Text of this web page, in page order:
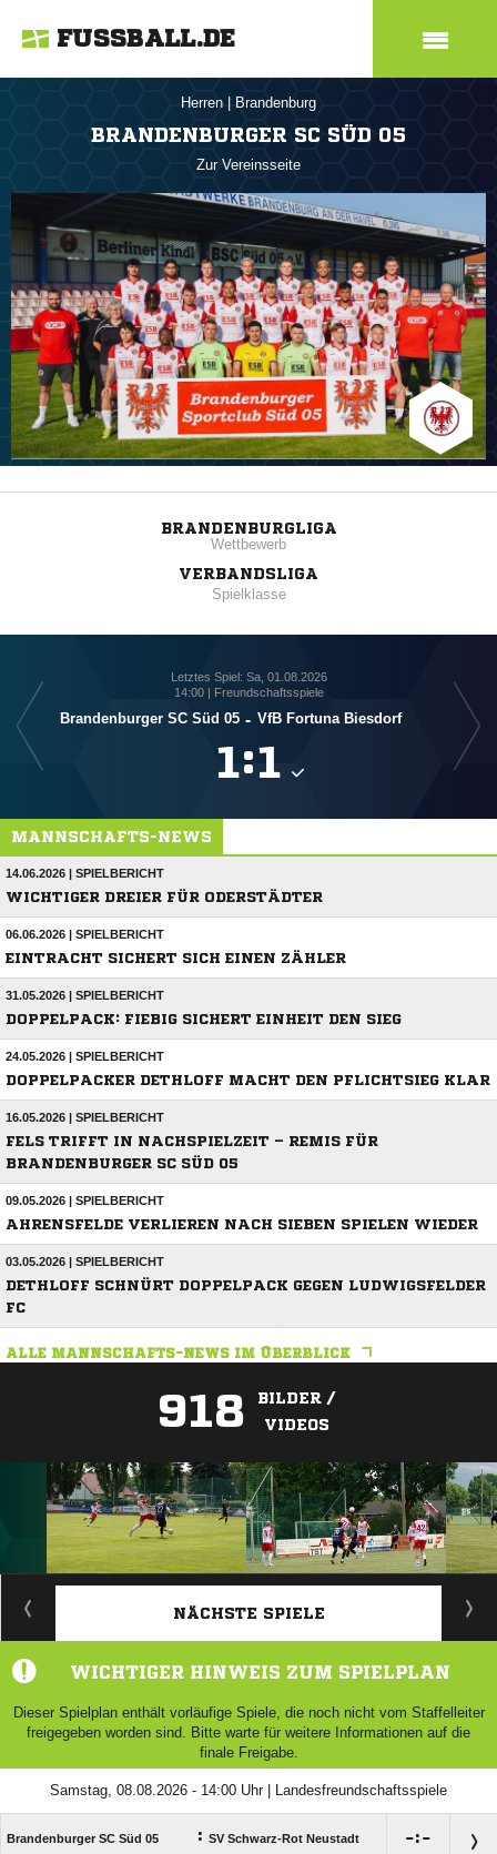
FUSSBALL.DE
Herren Brandenburg
BRANDENBURGER SC SÜD 05
Zur Vereinsseite
BRANDENBURGLIGA
Wettbewerb
VERBANDSLIGA
Spielklasse
Letztes Spiel: Sa, 01.08.2026
14:00 | Freundschaftsspiele
Brandenburger SC Süd 05 - VfB Fortuna Biesdorf
:
MANNSCHAFTS-NEWS
14.06.2026 | SPIELBERICHT
WICHTIGER DREIER FÜR ODERSTÄDTER
06.06.2026 | SPIELBERICHT
EINTRACHT SICHERT SICH EINEN ZÄHLER
31.05.2026 | SPIELBERICHT
DOPPELPACK: FIEBIG SICHERT EINHEIT DEN SIEG
24.05.2026 | SPIELBERICHT
DOPPELPACKER DETHLOFF MACHT DEN PFLICHTSIEG KLAR
16.05.2026 | SPIELBERICHT
FELS TRIFFT IN NACHSPIELZEIT – REMIS FÜR
BRANDENBURGER SC SÜD 05
09.05.2026 | SPIELBERICHT
AHRENSFELDE VERLIEREN NACH SIEBEN SPIELEN WIEDER
03.05.2026 | SPIELBERICHT
DETHLOFF SCHNÜRT DOPPELPACK GEGEN LUDWIGSFELDER
FC
ALLE MANNSCHAFTS-NEWS IM ÜBERBLICK
918
BILDER /
VIDEOS
ANZEIGE
NÄCHSTE SPIELE
WICHTIGER HINWEIS ZUM SPIELPLAN
Dieser Spielplan enthält vorläufige Spiele, die noch nicht vom Staffelleiter
freigegeben worden sind. Bitte warte für weitere Informationen auf die
finale Freigabe.
Samstag, 08.08.2026 - 14:00 Uhr | Landesfreundschaftsspiele
Brandenburger SC Süd 05 : SV Schwarz-Rot Neustadt :